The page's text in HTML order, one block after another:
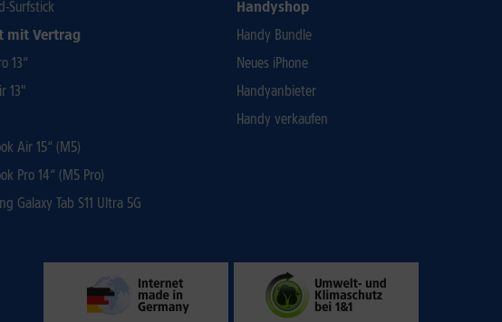
Surfstick
mit Vertrag
13“
13"
Air 15“ (M5)
Pro 14“ (M5 Pro)
Galaxy Tab S11 Ultra 5G
Handyshop
Handy Bundle
Neues iPhone
Handyanbieter
Handy verkaufen